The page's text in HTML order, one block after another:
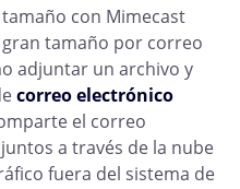
con Mimecast
tamaño por correo
adjuntar un archivo y
correo electrónico
el correo
a través de la nube
fuera del sistema de